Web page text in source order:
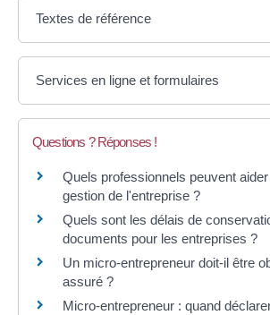
Textes de référence
Services en ligne et formulaires
Questions ? Réponses !
Quels professionnels peuvent
gestion de l'entreprise ?
Quels sont les délais de
documents pour les entreprises ?
Un micro-entrepreneur doit-il être
assuré ?
Micro-entrepreneur : quand